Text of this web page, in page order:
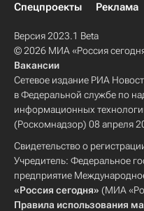
Спецпроекты
Реклама
Версия 2023.1 Beta
© 2026 МИА «Россия
Вакансии
Сетевое издание РИА
в Федеральной службе по
информационных
(Роскомнадзор) 08 апреля
Свидетельство о
Учредитель: Федеральное
предприятие
«Россия сегодня» (МИА
Правила использования